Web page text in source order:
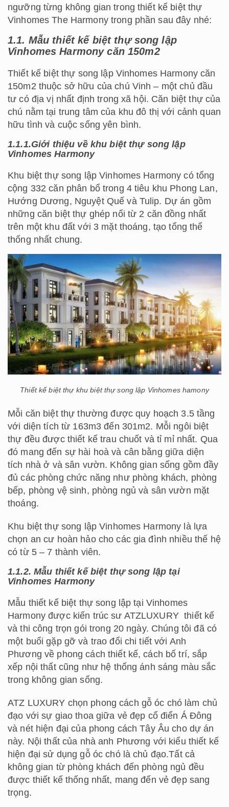
ngưỡng từng không gian trong thiết kế biệt thự
Vinhomes The Harmony trong phần sau đây nhé:
1.1. Mẫu thiết kế biệt thự song lập
Vinhomes Harmony căn 150m2
Thiết kế biệt thự song lập Vinhomes Harmony căn
150m2 thuộc sở hữu của chú Vinh – một chủ đầu
tư có địa vị nhất định trong xã hội. Căn biệt thự của
chú nằm tại trung tâm của khu đô thị với cảnh quan
hữu tình và cuộc sống yên bình.
1.1.1.Giới thiệu về khu biệt thự song lập
Vinhomes Harmony
Khu biệt thự song lập Vinhomes Harmony có tổng
cộng 332 căn phân bổ trong 4 tiêu khu Phong Lan,
Hướng Dương, Nguyệt Quế và Tulip. Dự án gồm
những căn biệt thự ghép nối từ 2 căn đồng nhất
trên một khu đất với 3 mặt thoáng, tạo tổng thể
thống nhất chung.
Thiết kế biệt thự khu biệt thự song lập Vinhomes hamony
Mỗi căn biệt thự thường được quy hoạch 3.5 tầng
với diện tích từ 163m3 đến 301m2. Mỗi ngôi biệt
thự đều được thiết kế trau chuốt và tỉ mỉ nhất. Qua
đó mang đến sự hài hoà và cân bằng giữa diện
tích nhà ở và sân vườn. Không gian sống gồm đầy
đủ các phòng chức năng như phòng khách, phòng
bếp, phòng vệ sinh, phòng ngủ và sân vườn mặt
thoáng.
Khu biệt thự song lập Vinhomes Harmony là lựa
chọn an cư hoàn hảo cho các gia đình nhiều thế hệ
có từ 5 – 7 thành viên.
1.1.2. Mẫu thiết kế biệt thự song lập tại
Vinhomes Harmony
Mẫu thiết kế biệt thự song lập tại Vinhomes
Harmony được kiến trúc sư ATZLUXURY thiết kế
và thi công trọn gói trong 20 ngày. Chúng tôi đã có
một buổi gặp gỡ và trao đổi chi tiết với Anh
Phương về phong cách thiết kế, cách bố trí, sắp
xếp nội thất cũng như hệ thống ánh sáng màu sắc
trong không gian sống.
ATZ LUXURY chọn phong cách gỗ óc chó làm chủ
đạo với sự giao thoa giữa vẻ đẹp cổ điển Á Đông
và nét hiện đại của phong cách Tây Âu cho dự án
này. Nội thất của nhà anh Phương với kiểu thiết kế
hiện đại sử dụng gỗ óc chó là chủ đạo.Tất cả
không gian từ phòng khách đến phòng ngủ đều
được thiết kế thống nhất, mang đến vẻ đẹp sang
trọng.